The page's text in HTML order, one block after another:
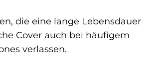
die eine lange Lebensdauer
Cover auch bei häufigem
verlassen.